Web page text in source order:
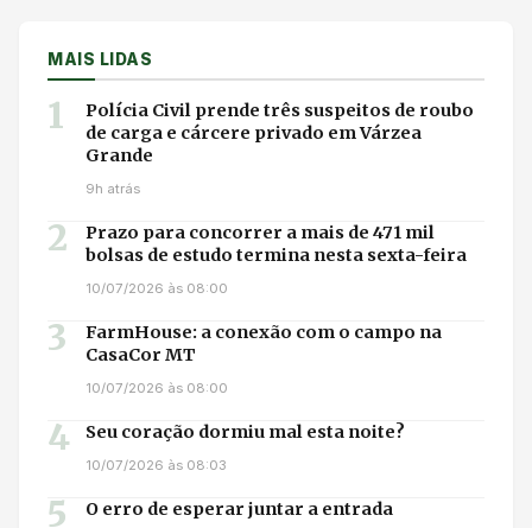
MAIS LIDAS
1
Polícia Civil prende três suspeitos de roubo
de carga e cárcere privado em Várzea
Grande
9h atrás
2
Prazo para concorrer a mais de 471 mil
bolsas de estudo termina nesta sexta-feira
10/07/2026 às 08:00
3
FarmHouse: a conexão com o campo na
CasaCor MT
10/07/2026 às 08:00
4 Seu coração dormiu mal esta noite?
10/07/2026 às 08:03
5 O erro de esperar juntar a entrada